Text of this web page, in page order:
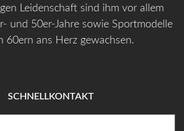
Leidenschaft sind ihm vor allem
und 50er-Jahre sowie Sportmodelle
60ern ans Herz gewachsen.
SCHNELLKONTAKT